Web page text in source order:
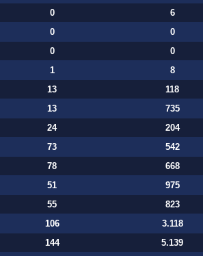
0 6
0 0
0 0
1 8
13 118
13 735
24 204
73 542
78 668
51 975
55 823
106 3.118
144 5.139